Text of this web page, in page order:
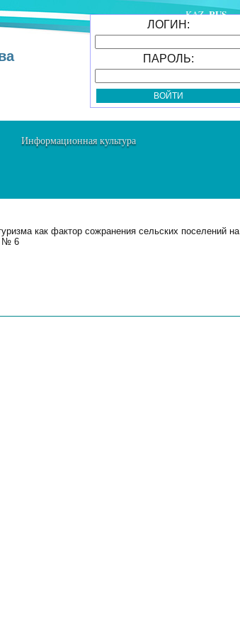
ЛОГИН:
ПАРОЛЬ:
KAZ RUS
Информационная культура
как фактор сожранения сельских поселений на
№ 6